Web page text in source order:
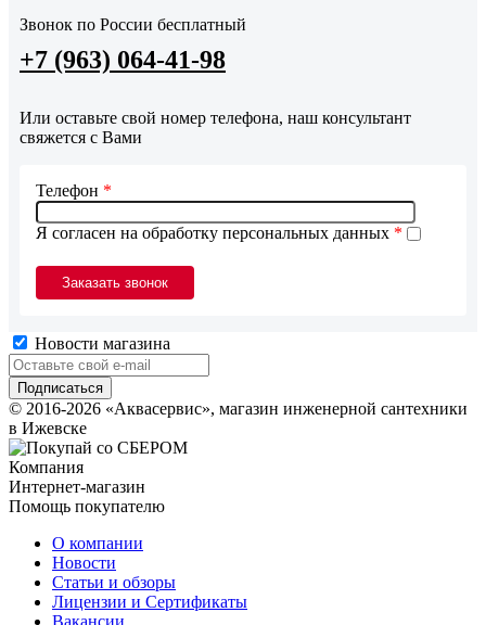
Звонок по России бесплатный
+7 (963) 064-41-98
Или оставьте свой номер телефона, наш консультант
свяжется с Вами
Я согласен на обработку персональных данных *
Телефон *
Новости магазина
© 2016-2026 «Аквасервис», магазин инженерной сантехники
в Ижевске
Компания
Интернет-магазин
Помощь покупателю
О компании
Новости
Статьи и обзоры
Лицензии и Сертификаты
Вакансии